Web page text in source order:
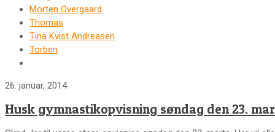
Morten Overgaard
Thomas
Tina Kvist Andreasen
Torben
26. januar, 2014
Husk gymnastikopvisning søndag den 23.